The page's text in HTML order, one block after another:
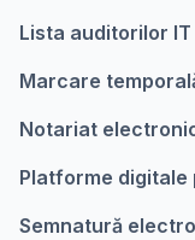
Lista auditorilor IT
Marcare
Notariat
Platforme
Semnatură